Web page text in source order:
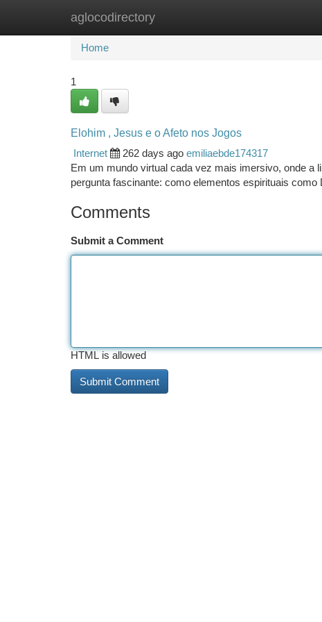
aglocodirectory
Home New Site Listings
Home
1
Elohim , Jesus e o Afeto nos Jogos
Internet
262 days ago emiliaebde174317
Em um mundo virtual cada vez mais imersivo, onde a
pergunta fascinante: como elementos espirituais
Comments
Submit a Comment
HTML is allowed